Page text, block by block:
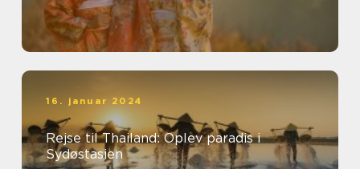
16. januar 2024
Rejse til Thailand: Oplev paradis i
Sydøstasien